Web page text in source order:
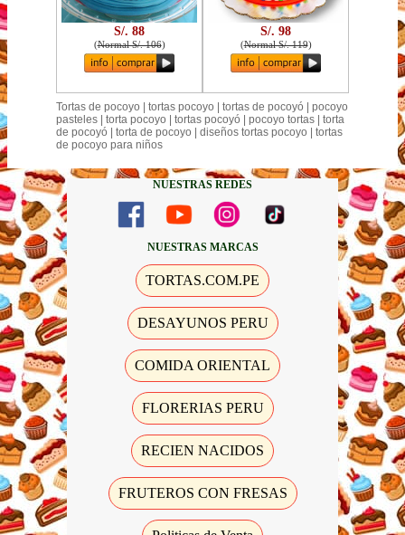
S/. 88
(Normal S/. 106)
S/. 98
(Normal S/. 119)
Tortas de pocoyo | tortas pocoyo | tortas de pocoyó | pocoyo
pasteles | torta pocoyo | tortas pocoyó | pocoyo tortas | torta
de pocoyó | torta de pocoyo | diseños tortas pocoyo | tortas
de pocoyo para niños
NUESTRAS REDES
NUESTRAS MARCAS
TORTAS.COM.PE
DESAYUNOS PERU
COMIDA ORIENTAL
FLORERIAS PERU
RECIEN NACIDOS
FRUTEROS CON FRESAS